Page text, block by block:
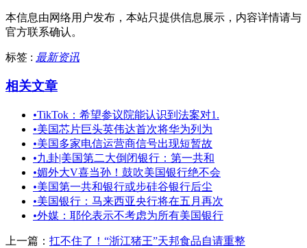
本信息由网络用户发布， 本站只提供信息展示，内容详情请与
官方联系确认。
标签 : 最新资讯
相关文章
•TikTok：希望参议院能认识到法案对1.
•美国芯片巨头英伟达首次将华为列为
•美国多家电信运营商信号出现短暂故
•九卦|美国第二大倒闭银行：第一共和
•媚外大V喜当孙！鼓吹美国银行绝不会
•美国第一共和银行或步硅谷银行后尘
•美国银行：马来西亚央行将在五月再次
•外媒：耶伦表示不考虑为所有美国银行
上一篇： 扛不住了！“浙江猪王”天邦食品自请重整